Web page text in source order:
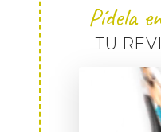
Pídela
TU